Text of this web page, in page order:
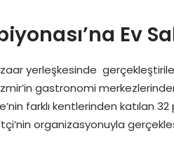
Ev
yerleşkesinde
gastronomi
farklı kentlerinden katılan
organizasyonuyla